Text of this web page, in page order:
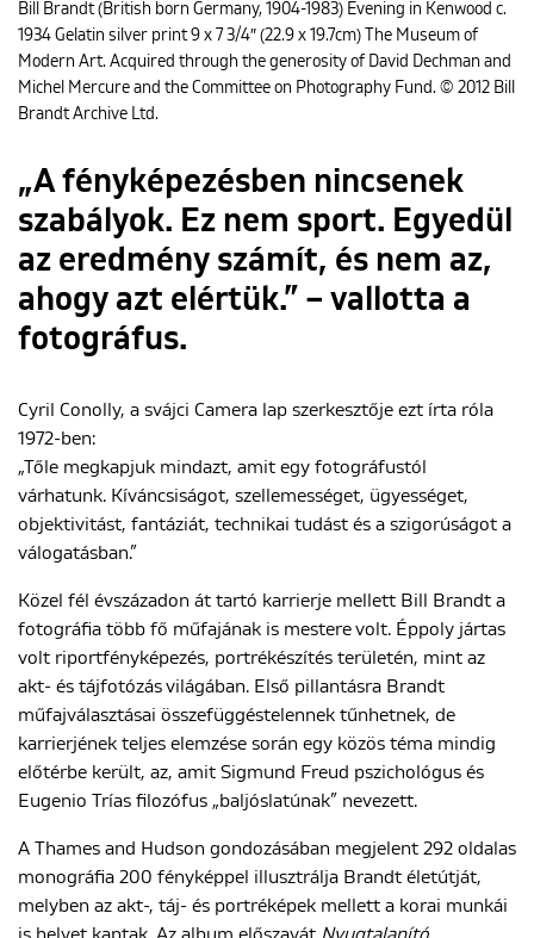
Bill Brandt (British born Germany, 1904-1983) Evening in Kenwood c.
1934 Gelatin silver print 9 x 7 3/4″ (22.9 x 19.7cm) The Museum of
Modern Art. Acquired through the generosity of David Dechman and
Michel Mercure and the Committee on Photography Fund. © 2012 Bill
Brandt Archive Ltd.
„A fényképezésben nincsenek
szabályok. Ez nem sport. Egyedül
az eredmény számít, és nem az,
ahogy azt elértük.” – vallotta a
fotográfus.
Cyril Conolly, a svájci Camera lap szerkesztője ezt írta róla
1972-ben:
„Tőle megkapjuk mindazt, amit egy fotográfustól
várhatunk. Kíváncsiságot, szellemességet, ügyességet,
objektivitást, fantáziát, technikai tudást és a szigorúságot a
válogatásban.”
Közel fél évszázadon át tartó karrierje mellett Bill Brandt a
fotográfia több fő műfajának is mestere volt. Éppoly jártas
volt riportfényképezés, portrékészítés területén, mint az
akt- és tájfotózás világában. Első pillantásra Brandt
műfajválasztásai összefüggéstelennek tűnhetnek, de
karrierjének teljes elemzése során egy közös téma mindig
előtérbe került, az, amit Sigmund Freud pszichológus és
Eugenio Trías filozófus „baljóslatúnak” nevezett.
A Thames and Hudson gondozásában megjelent 292 oldalas
monográfia 200 fényképpel illusztrálja Brandt életútját,
melyben az akt-, táj- és portréképek mellett a korai munkái